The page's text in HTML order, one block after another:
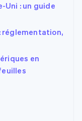
Uni : un guide
réglementation,
en